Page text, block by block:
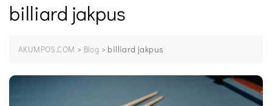
billiard jakpus
AKUMPOS.COM > Blog > billiard jakpus